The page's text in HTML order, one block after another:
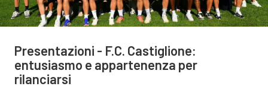
Presentazioni - F.C. Castiglione:
entusiasmo e appartenenza per
rilanciarsi